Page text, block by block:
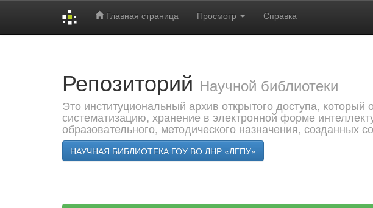
Главная страница Просмотр Справка
Репозиторий Научной библиотеки
Это институциональный архив открытого доступа, который
систематизацию, хранение в электронной форме
образовательного, методического назначения, созданных
НАУЧНАЯ БИБЛИОТЕКА ГОУ ВО ЛНР «ЛГПУ»